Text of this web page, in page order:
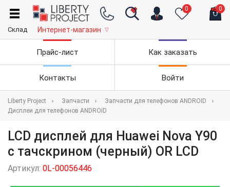
0 0
Склад Интернет-магазин ▽
Прайс-лист Как заказать
Контакты Войти
Liberty Project Запчасти
Запчасти для телефонов ANDROID
Дисплеи для телефонов ANDROID
LCD дисплей для Huawei Nova Y90
с тачскрином (черный) OR LCD
Артикул: 0L-00056446